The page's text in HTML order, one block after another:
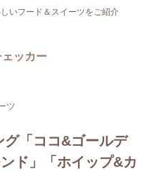
いフード＆スイーツをご紹介
ッカー
ツ
グ「ココ&ゴールデ
ド」「ホイップ&カ